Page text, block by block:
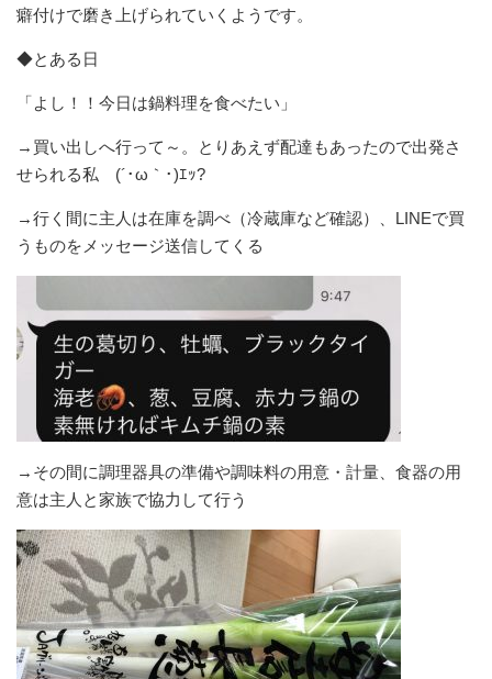
癖付けで磨き上げられていくようです。
◆とある日
「よし！！今日は鍋料理を食べたい」
→買い出しへ行って～。とりあえず配達もあったので出発さ
せられる私 (´･ω｀･)ｴｯ?
→行く間に主人は在庫を調べ（冷蔵庫など確認）、LINEで買
うものをメッセージ送信してくる
→その間に調理器具の準備や調味料の用意・計量、食器の用
意は主人と家族で協力して行う